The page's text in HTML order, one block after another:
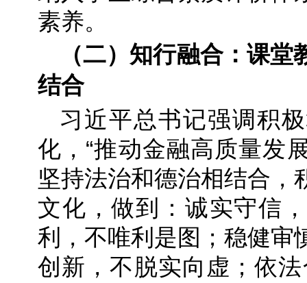
素养。
（二）知行融合：课
结合
习近平总书记强调积
化，“推动金融高质量发
坚持法治和德治相结合，
文化，做到：诚实守信
利，不唯利是图；稳健审
创新，不脱实向虚；依